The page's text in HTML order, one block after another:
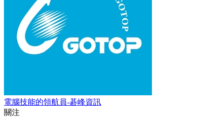
電腦技能的領航員-碁峰資訊
關注